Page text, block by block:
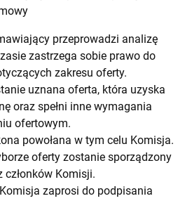
przeprowadzi analizę
zastrzega sobie prawo do
zakresu oferty.
uznana oferta, która uzyska
oraz spełni inne wymagania
ofertowym.
powołana w tym celu Komisja.
oferty zostanie sporządzony
członków Komisji.
zaprosi do podpisania